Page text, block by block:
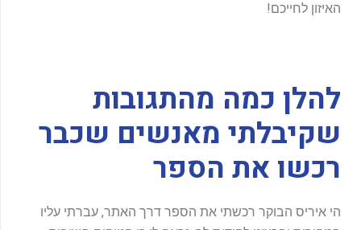
האיזון לחייכם!
להלן כמה מהתגובות
שקיבלתי מאנשים שכבר
רכשו את הספר
הי איריס הבוקר רכשתי את הספר דרך האתר, עברתי עליו